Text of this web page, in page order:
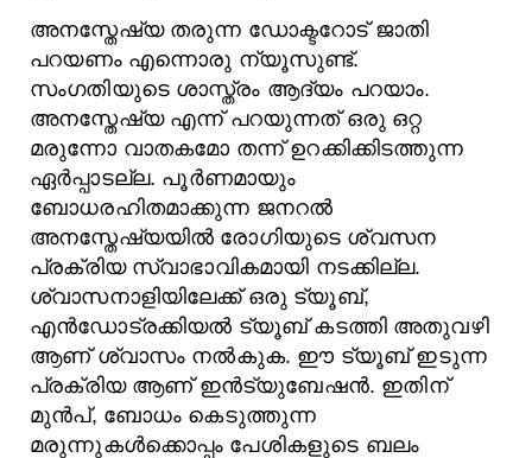
അനസ്തേഷ്യ തരുന്ന ഡോക്ടറോട് ജാതി
പറയണം എന്നൊരു ന്യൂസുണ്ട്.
സംഗതിയുടെ ശാസ്ത്രം ആദ്യം പറയാം.
അനസ്തേഷ്യ എന്ന് പറയുന്നത് ഒരു ഒറ്റ
മരുന്നോ വാതകമോ തന്ന് ഉറക്കിക്കിടത്തുന്ന
ഏർപ്പാടല്ല. പൂർണമായും
ബോധരഹിതമാക്കുന്ന ജനറൽ
അനസ്തേഷ്യയിൽ രോഗിയുടെ ശ്വസന
പ്രക്രിയ സ്വാഭാവികമായി നടക്കില്ല.
ശ്വാസനാളിയിലേക്ക് ഒരു ട്യൂബ്,
എൻഡോട്രക്കിയൽ ട്യൂബ് കടത്തി അതുവഴി
ആണ് ശ്വാസം നൽകുക. ഈ ട്യൂബ് ഇടുന്ന
പ്രക്രിയ ആണ് ഇൻട്യുബേഷൻ. ഇതിന്
മുൻപ്, ബോധം കെടുത്തുന്ന
മരുന്നുകൾക്കൊപ്പം പേശികളുടെ ബലം